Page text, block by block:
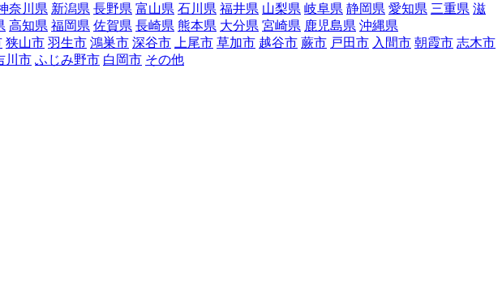
奈川県 新潟県 長野県 富山県 石川県 福井県 山梨県 岐阜県 静岡県 愛知県 三重県 滋
高知県 福岡県 佐賀県 長崎県 熊本県 大分県 宮崎県 鹿児島県 沖縄県
狭山市 羽生市 鴻巣市 深谷市 上尾市 草加市 越谷市 蕨市 戸田市 入間市 朝霞市 志木市
川市 ふじみ野市 白岡市 その他